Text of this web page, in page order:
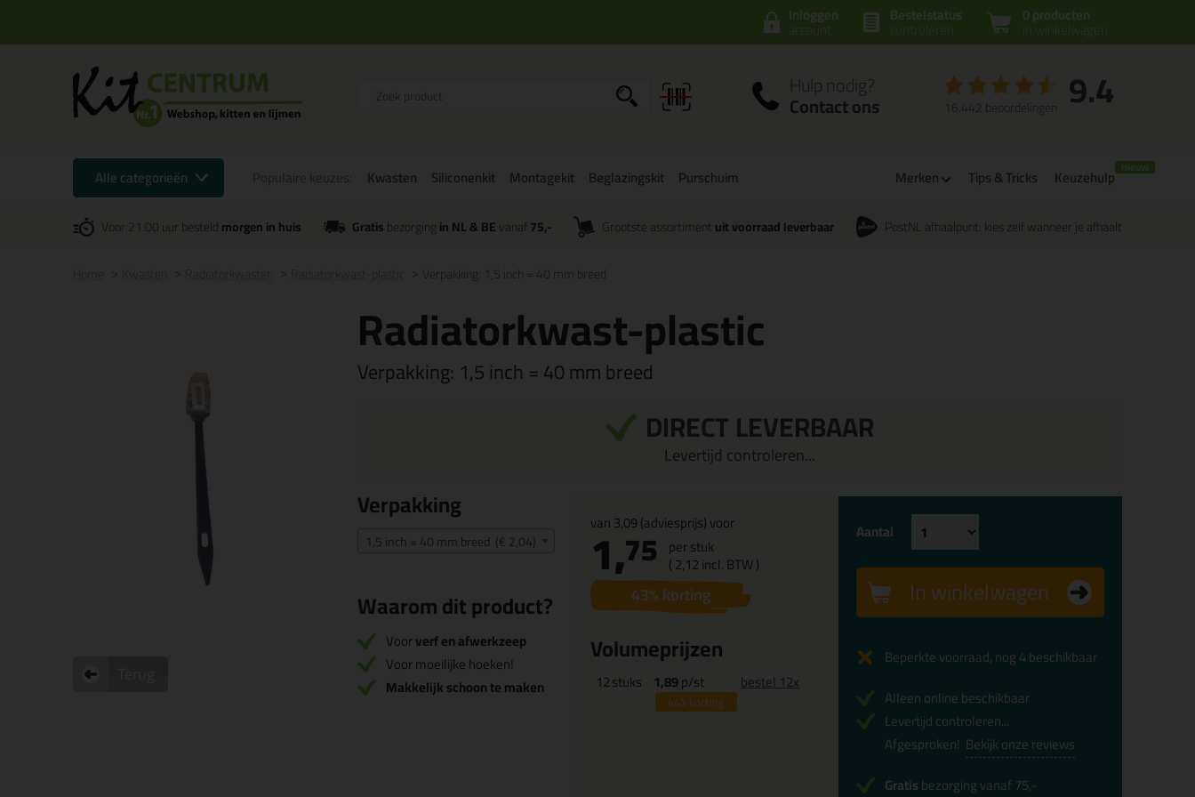
0 producten
in winkelwagen
Bestelstatus
controleren
Inloggen
account
Hulp nodig?
Contact ons 9.4
16.442 beoordelingen
Alle categorieën Kwasten Siliconenkit Montagekit Beglazingskit Purschuim Merken Tips & Tricks Keuzehulp
Voor 21:00 uur besteldmorgen in huis Gratisbezorgingin NL & BEvanaf 75,- Grootste assortiment uit voorraad leverbaar PostNL afhaalpunt: kies zelf wanneer je afhaalt
Verpakking: 1,5 inch = 40 mm breed
Radiatorkwast-plastic
Verpakking: 1,5 inch = 40 mm breed
DIRECT LEVERBAAR
Levertijd controleren...
Verpakking
1,5 inch = 40 mm breed (€ 2,04)
Waarom dit product?
Voorverf en afwerkzeep
Voor moeilijke hoeken!
Makkelijk schoon te maken
van3,09(adviesprijs) voor
1,75 per stuk
(2,12incl. BTW )
43% korting
Volumeprijzen
12stuks 1,89p/st
44%korting
bestel 12x
Aantal
In winkelwagen
Beperkte voorraad, nog 4 beschikbaar
Alleen online beschikbaar
Levertijd controleren...
Afgesproken! Bekijk onze reviews
Gratisbezorging vanaf 75,-